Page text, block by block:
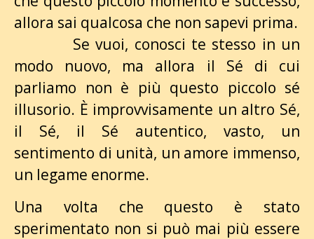
allora sai qualcosa che non sapevi prima.
Se vuoi, conosci te stesso in un
modo nuovo, ma allora il Sé di cui
parliamo non è più questo piccolo sé
illusorio. È improvvisamente un altro Sé,
il Sé, il Sé autentico, vasto, un
sentimento di unità, un amore immenso,
un legame enorme.
Una volta che questo è stato
sperimentato non si può mai più essere